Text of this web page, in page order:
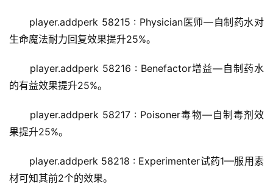
player.addperk 58215 : Physician医师—自制药水对
生命魔法耐力回复效果提升25%。
player.addperk 58216 : Benefactor增益—自制药水
的有益效果提升25%。
player.addperk 58217 : Poisoner毒物—自制毒剂效
果提升25%。
player.addperk 58218 : Experimenter试药1—服用素
材可知其前2个的效果。